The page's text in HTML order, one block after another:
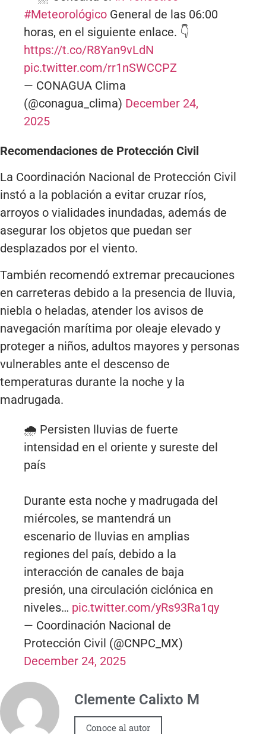
#Meteorológico General de las 06:00
horas, en el siguiente enlace. 👇
https://t.co/R8Yan9vLdN
pic.twitter.com/rr1nSWCCPZ
— CONAGUA Clima
(@conagua_clima) December 24,
2025
Recomendaciones de Protección Civil
La Coordinación Nacional de Protección Civil
instó a la población a evitar cruzar ríos,
arroyos o vialidades inundadas, además de
asegurar los objetos que puedan ser
desplazados por el viento.
También recomendó extremar precauciones
en carreteras debido a la presencia de lluvia,
niebla o heladas, atender los avisos de
navegación marítima por oleaje elevado y
proteger a niños, adultos mayores y personas
vulnerables ante el descenso de
temperaturas durante la noche y la
madrugada.
🌧️ Persisten lluvias de fuerte
intensidad en el oriente y sureste del
país
Durante esta noche y madrugada del
miércoles, se mantendrá un
escenario de lluvias en amplias
regiones del país, debido a la
interacción de canales de baja
presión, una circulación ciclónica en
niveles… pic.twitter.com/yRs93Ra1qy
— Coordinación Nacional de
Protección Civil (@CNPC_MX)
December 24, 2025
Clemente Calixto M
Conoce al autor